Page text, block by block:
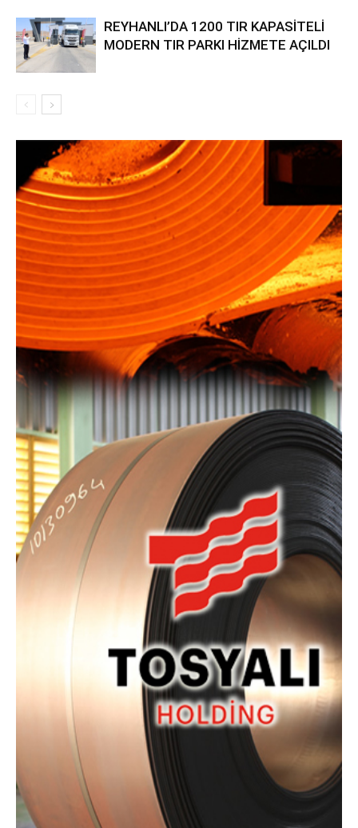
REYHANLI’DA 1200 TIR KAPASİTELİ
MODERN TIR PARKI HİZMETE AÇILDI